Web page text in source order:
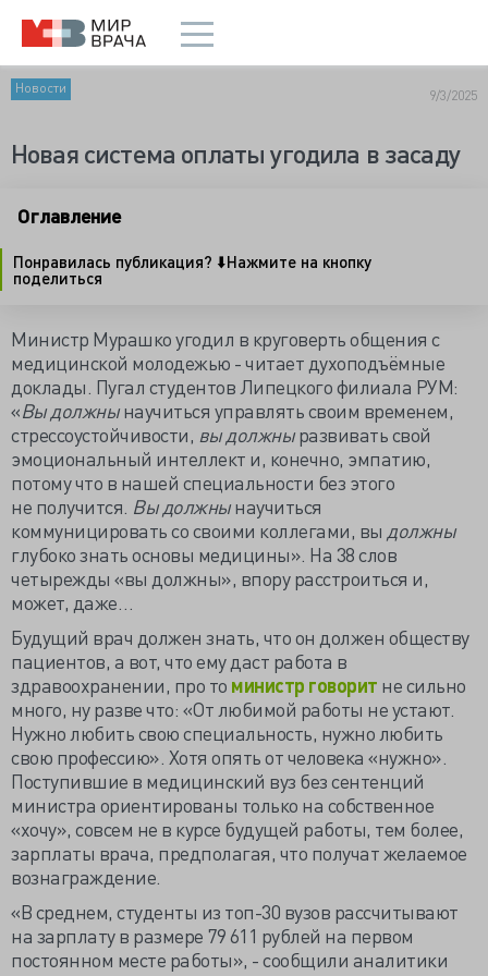
Новости 9/3/2025
Новая система оплаты угодила в засаду
Оглавление
Понравилась публикация? ⬇️Нажмите на кнопку
поделиться
Министр Мурашко угодил в круговерть общения с
медицинской молодежью - читает духоподъёмные
доклады. Пугал студентов Липецкого филиала РУМ:
«Вы должнынаучиться управлять своим временем,
стрессоустойчивости, выдолжныразвивать свой
эмоциональный интеллект и, конечно, эмпатию,
потому что в нашей специальности без этого
не получится. Вы должнынаучиться
коммуницировать со своими коллегами, вы должны
глубоко знать основы медицины». На 38 слов
четырежды «вы должны», впору расстроиться и,
может, даже…
Будущий врач должен знать, что он должен обществу
пациентов, а вот, что ему даст работа в
здравоохранении, про то министр говорит не сильно
много, ну разве что: «От любимой работы не устают.
Нужно любить свою специальность, нужно любить
свою профессию». Хотя опять от человека «нужно».
Поступившие в медицинский вуз без сентенций
министра ориентированы только на собственное
«хочу», совсем не в курсе будущей работы, тем более,
зарплаты врача, предполагая, что получат желаемое
вознаграждение.
«В среднем, студенты из топ-30 вузов рассчитывают
на зарплату в размере 79 611 рублей на первом
постоянном месте работы», - сообщили аналитики